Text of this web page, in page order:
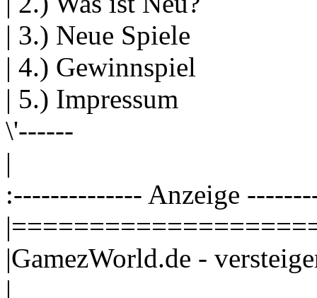
| 3.) Neue Spiele
| 4.) Gewinnspiel
| 5.) Impressum
\'------
|
:-------------- Anzeige
|GamezWorld.de -
|